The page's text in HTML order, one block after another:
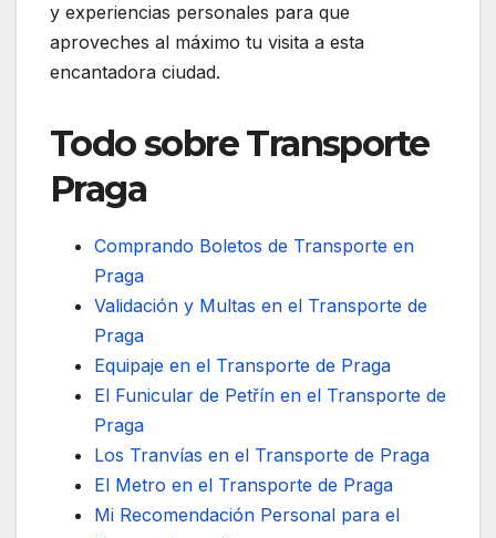
y experiencias personales para que
aproveches al máximo tu visita a esta
encantadora ciudad.
Todo sobre Transporte
Praga
Comprando Boletos de Transporte en
Praga
Validación y Multas en el Transporte de
Praga
Equipaje en el Transporte de Praga
El Funicular de Petřín en el Transporte de
Praga
Los Tranvías en el Transporte de Praga
El Metro en el Transporte de Praga
Mi Recomendación Personal para el